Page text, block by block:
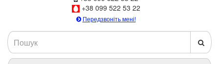
+38 099 522 53 22
Передзвоніть мені!